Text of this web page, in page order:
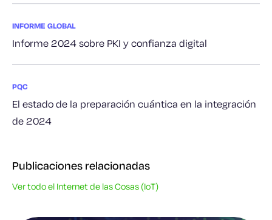
INFORME GLOBAL
Informe 2024 sobre PKI y confianza digital
PQC
El estado de la preparación cuántica en la integración
de 2024
Publicaciones relacionadas
Ver todo el Internet de las Cosas (IoT)